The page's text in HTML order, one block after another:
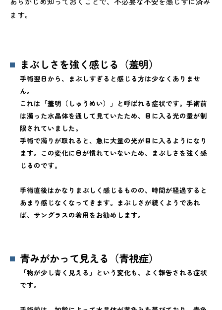
ます。
まぶしさを強く感じる（羞明）
手術翌日から、まぶしすぎると感じる方は少なくありませ
ん。
これは「羞明（しゅうめい）」と呼ばれる症状です。手術前
は濁った水晶体を通して見ていたため、目に入る光の量が制
限されていました。
手術で濁りが取れると、急に大量の光が目に入るようになり
ます。この変化に目が慣れていないため、まぶしさを強く感
じるのです。
手術直後はかなりまぶしく感じるものの、時間が経過すると
あまり感じなくなってきます。まぶしさが続くようであれ
ば、サングラスの着用をお勧めします。
青みがかって見える（青視症）
「物が少し青く見える」という変化も、よく報告される症状
です。